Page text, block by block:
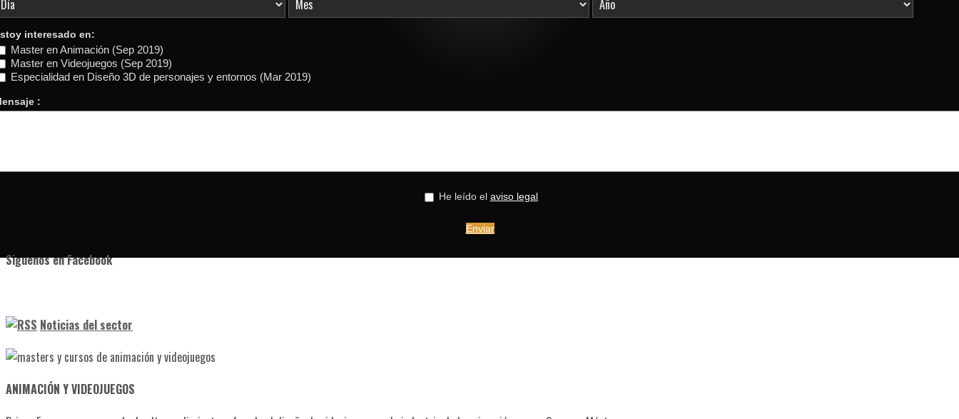
interesado en:
Master en Animación (Sep 2019)
Master en Videojuegos (Sep 2019)
Especialidad en Diseño 3D de personajes y entornos (Mar 2019)
:
He leído el aviso legal
Enviar
Siguenos en Facebook
Noticias del sector
ANIMACIÓN Y VIDEOJUEGOS